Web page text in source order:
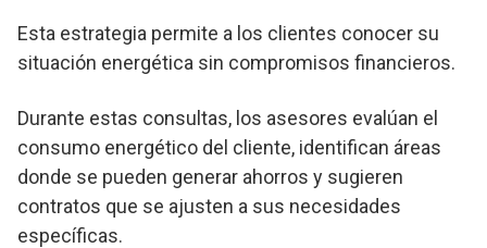
Esta estrategia permite a los clientes conocer su
situación energética sin compromisos financieros.
Durante estas consultas, los asesores evalúan el
consumo energético del cliente, identifican áreas
donde se pueden generar ahorros y sugieren
contratos que se ajusten a sus necesidades
específicas.